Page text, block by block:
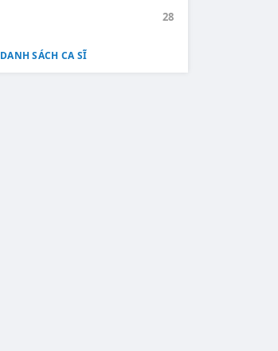
28
DANH SÁCH CA SĨ